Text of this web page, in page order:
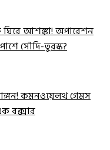
ঘিরে আশঙ্কা! অপারেশন
সৌদি-তুরস্ক?
কমনওয়েলথ গেমস
বক্সার